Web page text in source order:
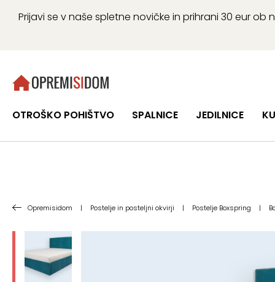
Prijavi se v naše spletne novičke in prihrani 30 eur
OTROŠKO POHIŠTVO SPALNICE JEDILNICE
Opremisidom | Postelje in posteljni okvirji | Postelje Boxspring |